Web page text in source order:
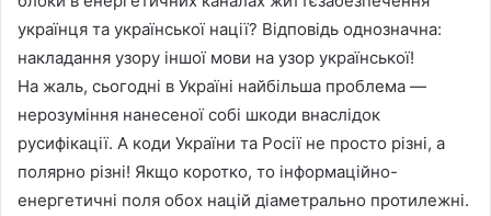
українця та української нації? Відповідь однозначна:
накладання узору іншої мови на узор української!
На жаль, сьогодні в Україні найбільша проблема —
нерозуміння нанесеної собі шкоди внаслідок
русифікації. А коди України та Росії не просто різні, а
полярно різні! Якщо коротко, то інформаційно-
енергетичні поля обох націй діаметрально протилежні.